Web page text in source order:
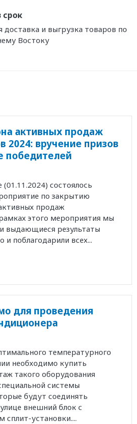
срок
доставка и выгрузка товаров по
Востоку
активных продаж
2024: вручение призов
победителей
состоялось
по закрытию
продаж
этого мероприятия мы
выдающиеся результаты
поблагодарили всех...
для проведения
температурного
необходимо купить
такого оборудования
системы
будут соединять
внешний блок с
сплит-установки....